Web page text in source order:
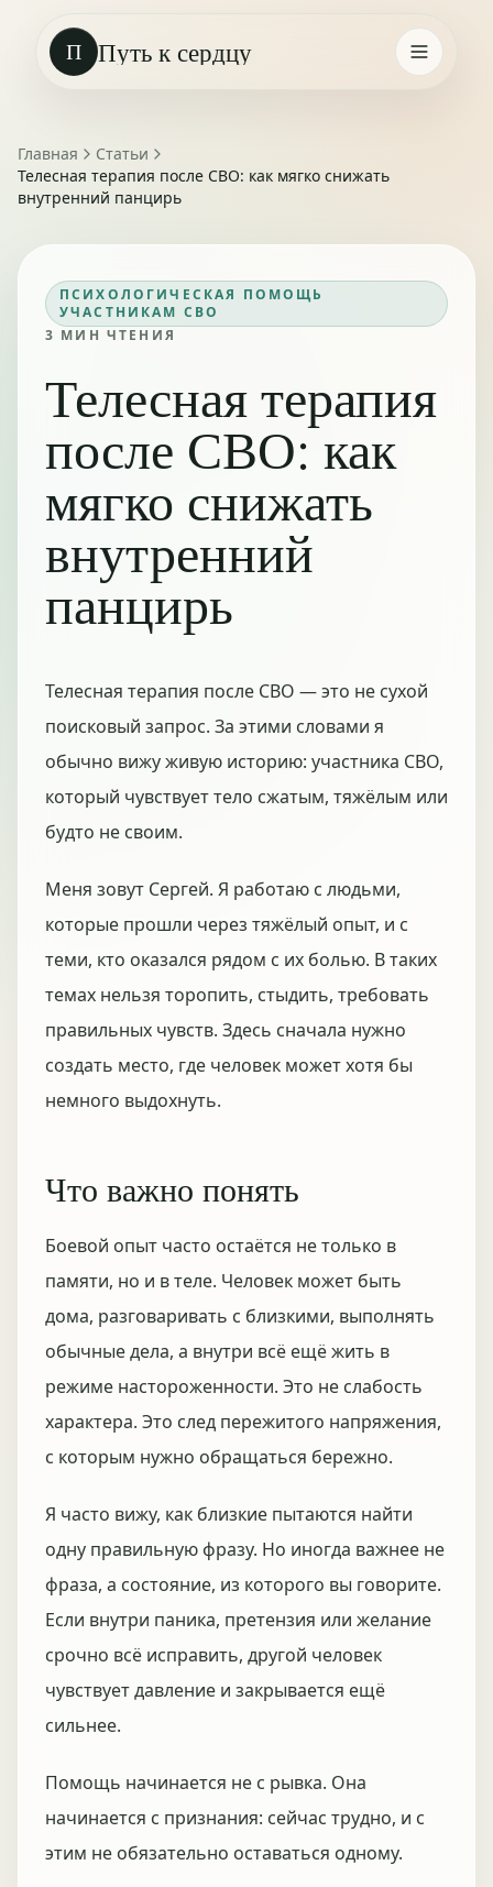
П Путь к сердцу
Главная
Статьи
Телесная терапия после СВО: как мягко снижать
внутренний панцирь
ПСИХОЛОГИЧЕСКАЯ ПОМОЩЬ
УЧАСТНИКАМ СВО
3 МИН ЧТЕНИЯ
Телесная терапия
после СВО: как
мягко снижать
внутренний
панцирь
Телесная терапия после СВО — это не сухой
поисковый запрос. За этими словами я
обычно вижу живую историю: участника СВО,
который чувствует тело сжатым, тяжёлым или
будто не своим.
Меня зовут Сергей. Я работаю с людьми,
которые прошли через тяжёлый опыт, и с
теми, кто оказался рядом с их болью. В таких
темах нельзя торопить, стыдить, требовать
правильных чувств. Здесь сначала нужно
создать место, где человек может хотя бы
немного выдохнуть.
Что важно понять
Боевой опыт часто остаётся не только в
памяти, но и в теле. Человек может быть
дома, разговаривать с близкими, выполнять
обычные дела, а внутри всё ещё жить в
режиме настороженности. Это не слабость
характера. Это след пережитого напряжения,
с которым нужно обращаться бережно.
Я часто вижу, как близкие пытаются найти
одну правильную фразу. Но иногда важнее не
фраза, а состояние, из которого вы говорите.
Если внутри паника, претензия или желание
срочно всё исправить, другой человек
чувствует давление и закрывается ещё
сильнее.
Помощь начинается не с рывка. Она
начинается с признания: сейчас трудно, и с
этим не обязательно оставаться одному.